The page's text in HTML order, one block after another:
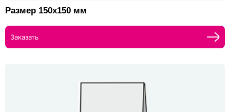
Размер 150х150 мм
Заказать